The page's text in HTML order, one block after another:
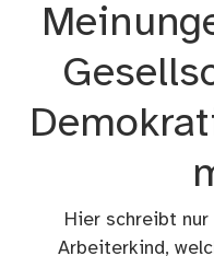
Hier schreibt
Arbeiterkind,